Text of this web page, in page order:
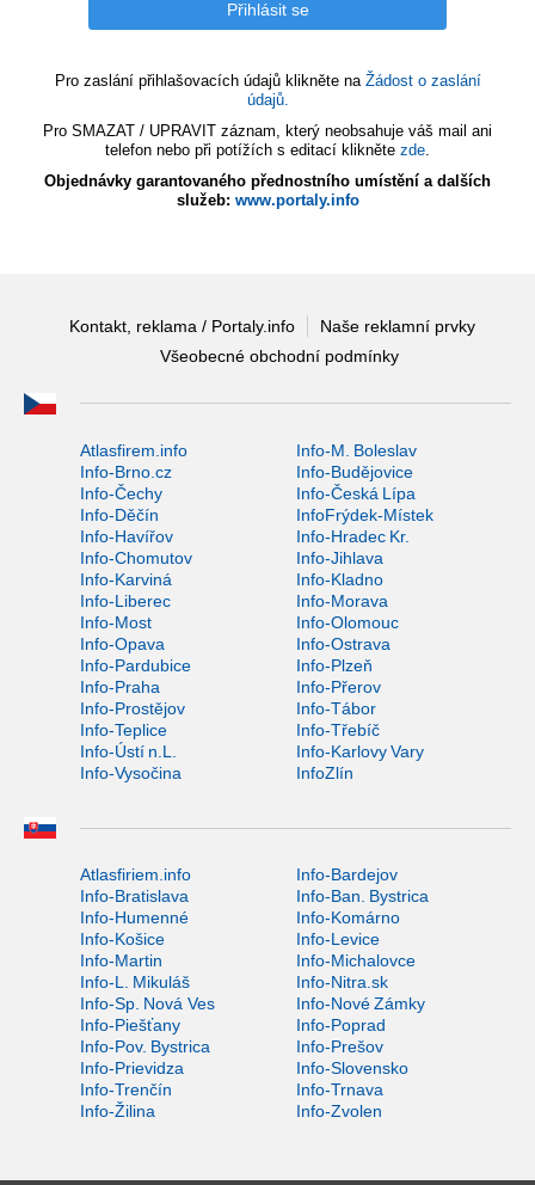
Pro zaslání přihlašovacích údajů klikněte na Žádost o zaslání
údajů.
Pro SMAZAT / UPRAVIT záznam, který neobsahuje váš mail ani
telefon nebo při potížích s editací klikněte zde.
Objednávky garantovaného přednostního umístění a dalších
služeb: www.portaly.info
Kontakt, reklama / Portaly.info
Naše reklamní prvky
Všeobecné obchodní podmínky
Atlasfirem.info
Info-M. Boleslav
Info-Brno.cz
Info-Budějovice
Info-Čechy
Info-Česká Lípa
Info-Děčín
InfoFrýdek-Místek
Info-Havířov
Info-Hradec Kr.
Info-Chomutov
Info-Jihlava
Info-Karviná
Info-Kladno
Info-Liberec
Info-Morava
Info-Most
Info-Olomouc
Info-Opava
Info-Ostrava
Info-Pardubice
Info-Plzeň
Info-Praha
Info-Přerov
Info-Prostějov
Info-Tábor
Info-Teplice
Info-Třebíč
Info-Ústí n.L.
Info-Karlovy Vary
Info-Vysočina
InfoZlín
Atlasfiriem.info
Info-Bardejov
Info-Bratislava
Info-Ban. Bystrica
Info-Humenné
Info-Komárno
Info-Košice
Info-Levice
Info-Martin
Info-Michalovce
Info-L. Mikuláš
Info-Nitra.sk
Info-Sp. Nová Ves
Info-Nové Zámky
Info-Piešťany
Info-Poprad
Info-Pov. Bystrica
Info-Prešov
Info-Prievidza
Info-Slovensko
Info-Trenčín
Info-Trnava
Info-Žilina
Info-Zvolen